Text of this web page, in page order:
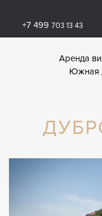
+7 499 703 13 43
Аренда
Южная